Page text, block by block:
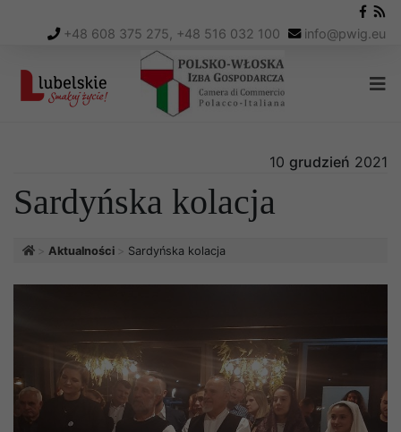
+48 608 375 275, +48 516 032 100 info@pwig.eu
10 grudzień 2021
Sardyńska kolacja
Aktualności Sardyńska kolacja